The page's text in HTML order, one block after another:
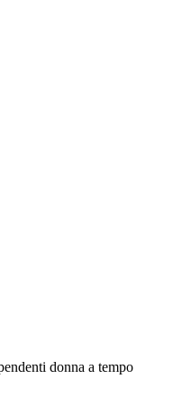
donna a tempo